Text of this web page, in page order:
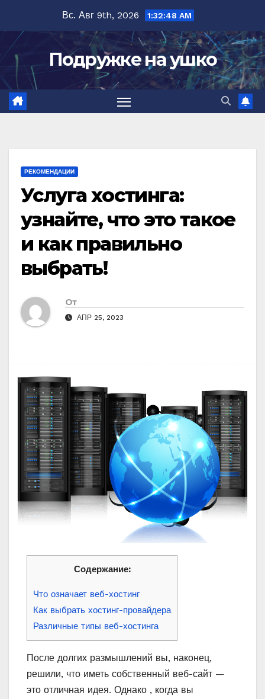
содержимому
Вс. Авг 9th, 2026 1:32:49 AM
Подружке на ушко
РЕКОМЕНДАЦИИ
Услуга хостинга:
узнайте, что это такое
и как правильно
выбрать!
От
АПР 25, 2023
Содержание:
Что означает веб-хостинг
Как выбрать хостинг-провайдера
Различные типы веб-хостинга
После долгих размышлений вы, наконец,
решили, что иметь собственный веб-сайт —
это отличная идея. Однако , когда вы